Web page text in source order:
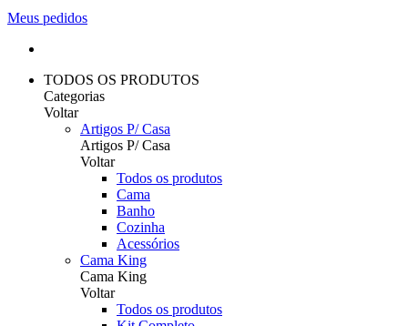
Meus pedidos
TODOS OS PRODUTOS
Categorias
Voltar
Artigos P/ Casa
Artigos P/ Casa
Voltar
Todos os produtos
Cama
Banho
Cozinha
Acessórios
Cama King
Cama King
Voltar
Todos os produtos